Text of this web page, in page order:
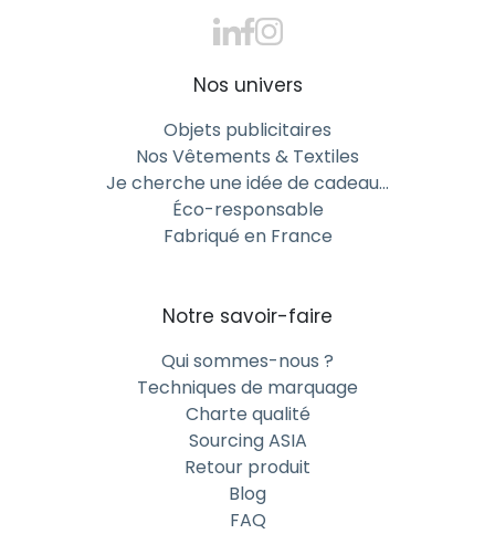
Nos univers
Objets publicitaires
Nos Vêtements & Textiles
Je cherche une idée de cadeau…
Éco-responsable
Fabriqué en France
Notre savoir-faire
Qui sommes-nous ?
Techniques de marquage
Charte qualité
Sourcing ASIA
Retour produit
Blog
FAQ